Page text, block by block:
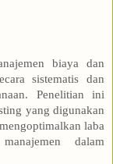
biaya dan
sistematis dan
Penelitian ini
yang digunakan
laba
dalam